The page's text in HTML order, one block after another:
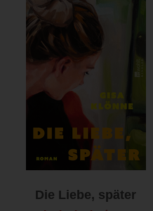
Die Liebe, später